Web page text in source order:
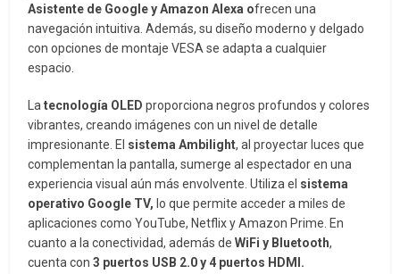
Asistente de Google y Amazon Alexa ofrecen una
navegación intuitiva. Además, su diseño moderno y delgado
con opciones de montaje VESA se adapta a cualquier
espacio.
La tecnología OLEDproporciona negros profundos y colores
vibrantes, creando imágenes con un nivel de detalle
impresionante. El sistema Ambilight, al proyectar luces que
complementan la pantalla, sumerge al espectador en una
experiencia visual aún más envolvente. Utiliza el sistema
operativo Google TV,lo que permite acceder a miles de
aplicaciones como YouTube, Netflix y Amazon Prime. En
cuanto a la conectividad, además deWiFi y Bluetooth,
cuenta con 3 puertos USB 2.0 y 4 puertos HDMI.